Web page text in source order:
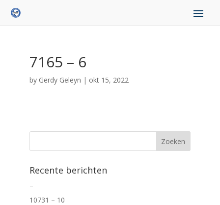
7165 – 6
by Gerdy Geleyn | okt 15, 2022
Recente berichten
–
10731 – 10